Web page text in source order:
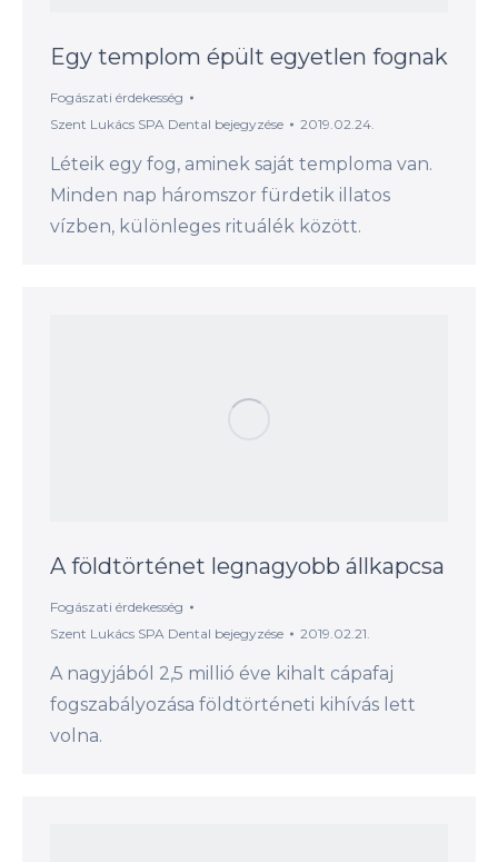
Egy templom épült egyetlen fognak
Fogászati érdekesség
Szent Lukács SPA Dental bejegyzése 2019.02.24.
Léteik egy fog, aminek saját temploma van.
Minden nap háromszor fürdetik illatos
vízben, különleges rituálék között.
A földtörténet legnagyobb állkapcsa
Fogászati érdekesség
Szent Lukács SPA Dental bejegyzése 2019.02.21.
A nagyjából 2,5 millió éve kihalt cápafaj
fogszabályozása földtörténeti kihívás lett
volna.